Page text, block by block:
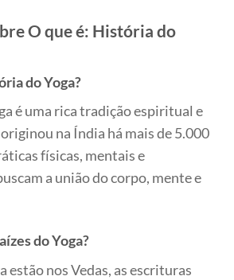
O que é: História do
do Yoga?
é uma rica tradição espiritual e
na Índia há mais de 5.000
físicas, mentais e
a união do corpo, mente e
do Yoga?
estão nos Vedas, as escrituras